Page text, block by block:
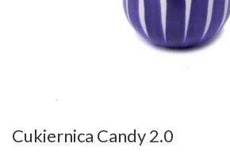
Cukiernica Candy 2.0